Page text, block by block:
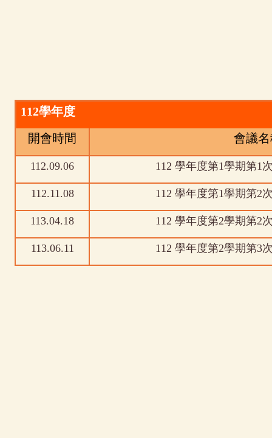
112學年度
開會時間
會議
112.09.06 112 學年度第1學期第1
112.11.08 112 學年度第1學期第2
113.04.18 112 學年度第2學期第2
113.06.11 112 學年度第2學期第3